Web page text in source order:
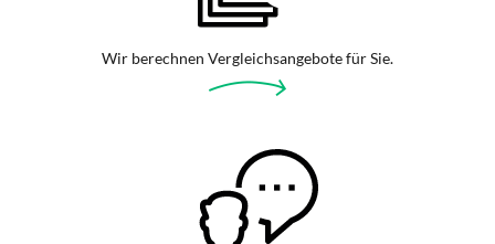
Wir berechnen Vergleichsangebote für Sie.